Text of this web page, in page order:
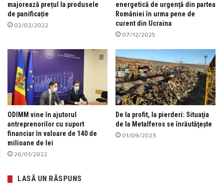
majorează prețul la produsele
de panificație
02/02/2022
energetică de urgență din partea
României în urma pene de
curent din Ucraina
07/12/2025
ODIMM vine în ajutorul
antreprenorilor cu suport
financiar în valoare de 140 de
milioane de lei
26/01/2022
De la profit, la pierderi: Situaţia
de la Metalferos se înrăutăţește
01/09/2023
LASĂ UN RĂSPUNS